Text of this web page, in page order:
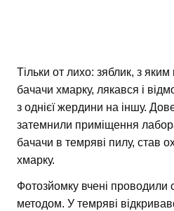
Тільки от лихо: зяблик, з
бачачи хмарку, лякався і
з однієї жердини на іншу.
затемнили приміщення
бачачи в темряві пилу, став
хмарку.
Фотозйомку вчені проводили
методом. У темряві